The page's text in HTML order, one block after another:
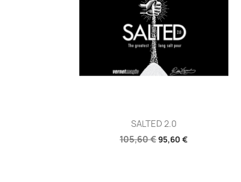
Aperçu rapide
SALTED 2.0
105,60 €95,60 €